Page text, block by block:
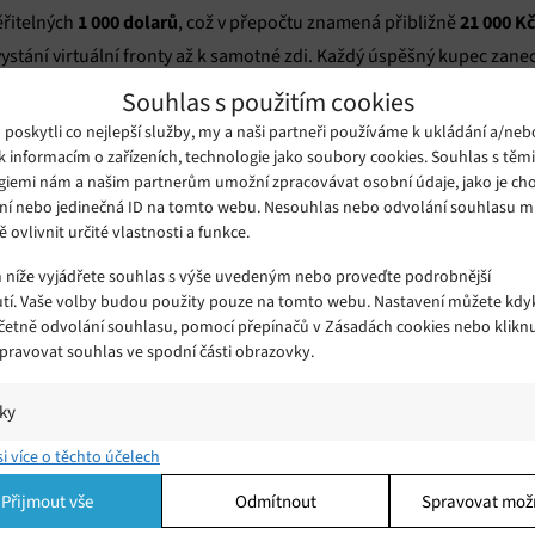
Souhlas s použitím cookies
poskytli co nejlepší služby, my a naši partneři používáme k ukládání a/
informacím o zařízeních, technologie jako soubory cookies. Souhlas s
nám a našim partnerům umožní zpracovávat osobní údaje, jako je
nebo jedinečná ID na tomto webu. Nesouhlas nebo odvolání souhlasu
ovlivnit určité vlastnosti a funkce.
vyjádřete souhlas s výše uvedeným nebo proveďte podrobnější
Vaše volby budou použity pouze na tomto webu. Nastavení můžete
odvolání souhlasu, pomocí přepínačů v Zásadách cookies nebo
souhlas ve spodní části obrazovky.
a/nebo přístup k informacím v zařízení, Porozumění publiku
kombinací údajů z různých zdrojů.
více o těchto účelech
Přijmout vše Odmítnout Spravovat
1 000 dolarů, což v přepočtu znamená přibližně 21 000 Kč
virtuální fronty až k samotné zdi. Každý úspěšný kupec
všichni ostatní budoucí majitelé simulátoru. Statistiky
přilákaljednoho jediného platícího uživatele. Tento
zní takto: „Hra byla asi v pohodě. Už bych si ji znovu nekoupil
následně požádal o vrácení peněz prostřednictvím
nakonec vývojářům nevyšel, protože herní komunita